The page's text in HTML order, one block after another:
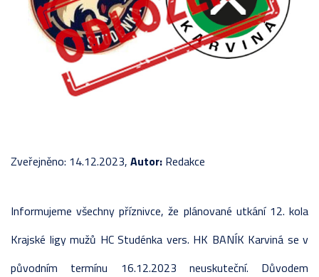
Zveřejněno: 14.12.2023, Autor: Redakce
Informujeme všechny příznivce, že plánované utkání 12. kola
Krajské ligy mužů HC Studénka vers. HK BANÍK Karviná se v
původním termínu 16.12.2023 neuskuteční. Důvodem